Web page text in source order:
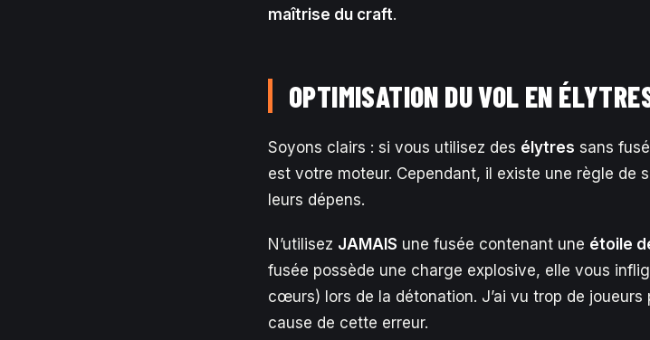
maîtrise du craft.
OPTIMISATION DU VOL EN
Soyons clairs : si vous utilisez des élytres sans
est votre moteur. Cependant, il existe une règle de
leurs dépens.
N’utilisez JAMAIS une fusée contenant une étoile
fusée possède une charge explosive, elle vous
cœurs) lors de la détonation. J’ai vu trop de
cause de cette erreur.